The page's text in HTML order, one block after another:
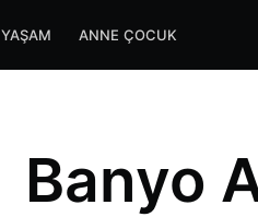
YAŞAM ANNE ÇOCUK
Banyo